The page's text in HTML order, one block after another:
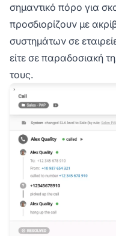
σημαντικό πόρο για
προσδιορίζουν με
συστημάτων σε
είτε σε παραδοσιακή
τους.